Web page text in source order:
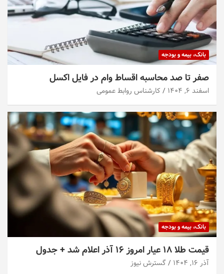
بانک، بیمه و بودجه
صفر تا صد محاسبه اقساط وام در فایل اکسل
اسفند ۶, ۱۴۰۴ کارشناس روابط عمومی
بانک، بیمه و بودجه
قیمت طلا ۱۸ عیار امروز ۱۶ آذر اعلام شد + جدول
آذر ۱۶, ۱۴۰۴ گسترش نیوز